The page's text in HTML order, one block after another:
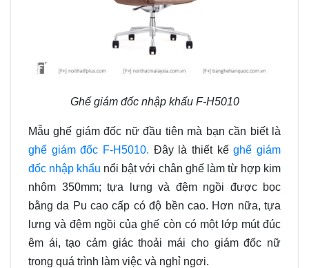
Ghế giám đốc nhập khẩu F-H5010
Mẫu ghế giám đốc nữ đầu tiên mà bạn cần biết là
ghế giám đốc F-H5010. Đây là thiết kếghế giám
đốc nhập khẩu nổi bật với chân ghế làm từ hợp kim
nhôm 350mm; tựa lưng và đệm ngồi được bọc
bằng da Pu cao cấp có độ bền cao. Hơn nữa, tựa
lưng và đệm ngồi của ghế còn có một lớp mút đúc
êm ái, tạo cảm giác thoải mái cho giám đốc nữ
trong quá trình làm việc và nghỉ ngơi.